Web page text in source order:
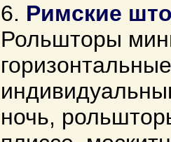
6. Римские
Рольшторы
ночь,